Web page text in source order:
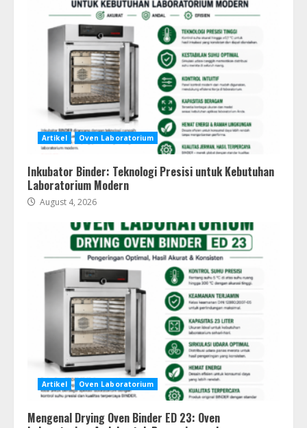
Artikel Oven Laboratorium
Inkubator Binder: Teknologi Presisi untuk Kebutuhan
Laboratorium Modern
August 4, 2026
Artikel Oven Laboratorium
Mengenal Drying Oven Binder ED 23: Oven